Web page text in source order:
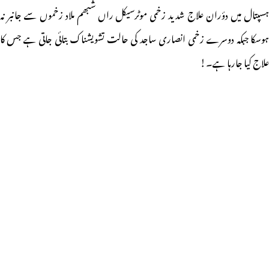
ہسپتال میں دؤران علاج شدید زخمی موٹرسیکل راں شبھم ملاد زخموں سے جانبر نہ
ہوسکا جبکہ دوسرے زخمی انصاری ساجد کی حالت تشویشناک بتائی جاتی ہے جس کا
علاج کیا جارہا ہے۔!